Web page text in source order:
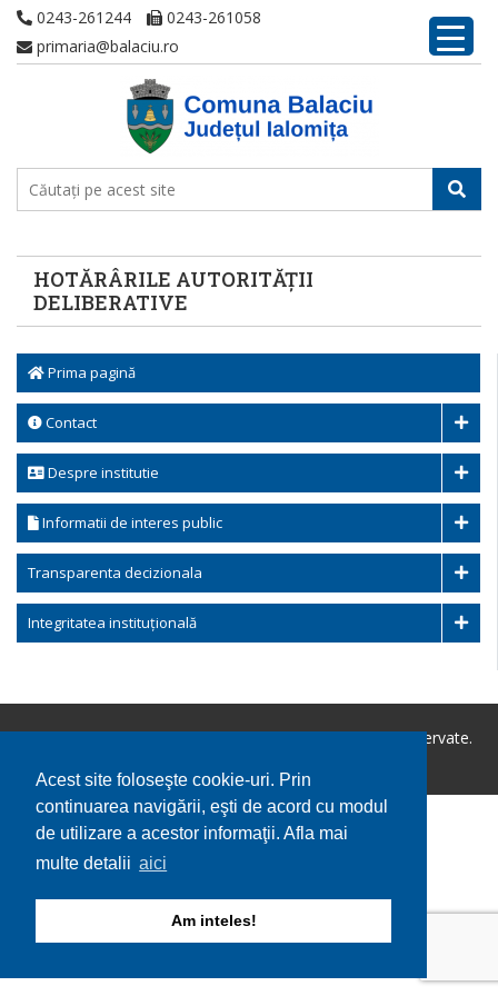
Acest site foloseşte cookie-uri. Prin
continuarea navigării, eşti de acord cu modul
de utilizare a acestor informaţii. Afla mai
multe detalii aici
Am inteles!
0243-261244
0243-261058
primaria@balaciu.ro
HOTĂRÂRILE AUTORITĂŢII
DELIBERATIVE
Prima pagină
Contact
Despre institutie
Informatii de interes public
Transparenta decizionala
Integritatea instituțională
Copyright © 2026 Primaria Balaciu. Toate drepturile rezervate.